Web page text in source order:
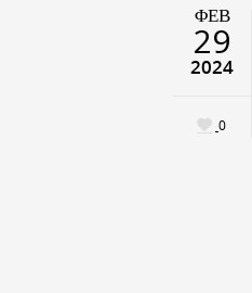
ΦΕΒ
29
2024
0